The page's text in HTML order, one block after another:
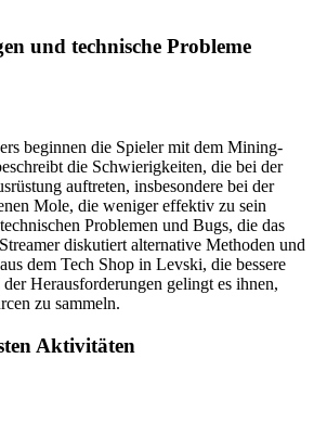
und technische Probleme
beginnen die Spieler mit dem Mining-
die Schwierigkeiten, die bei der
auftreten, insbesondere bei der
Mole, die weniger effektiv zu sein
Problemen und Bugs, die das
diskutiert alternative Methoden und
dem Tech Shop in Levski, die bessere
Herausforderungen gelingt es ihnen,
zu sammeln.
Aktivitäten